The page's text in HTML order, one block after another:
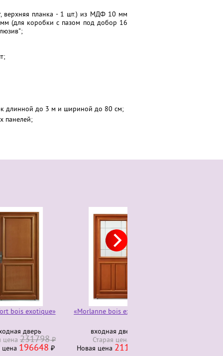
верхняя планка - 1 шт.) из МДФ 10 мм
(для коробки с пазом под добор 16
длинной до 3 м и шириной до 80 см;
панелей;
₽
₽
«Morlanne bois exotique»
входная дверь
Старая ценa
Новая ценa211278₽